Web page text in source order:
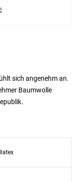
sich angenehm an.
Baumwolle